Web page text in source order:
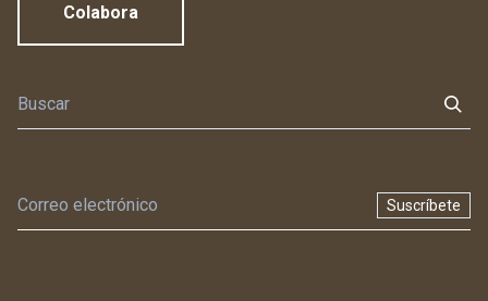
Colabora
Suscríbete